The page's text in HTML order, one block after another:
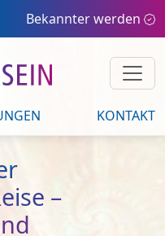
Bekannter werden
KONTAKT
–